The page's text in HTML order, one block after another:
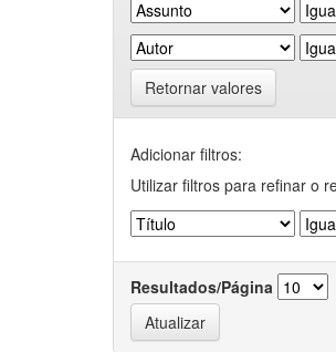
Retornar valores
Adicionar filtros:
Utilizar filtros para refinar o
Resultados/Página